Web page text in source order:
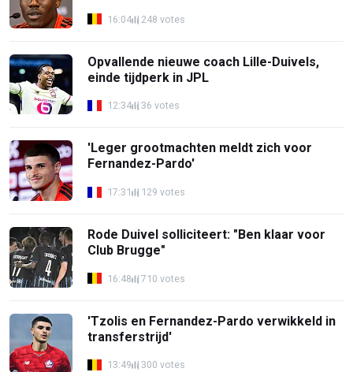
16:04 248 votes
Opvallende nieuwe coach Lille-Duivels,
einde tijdperk in JPL
12:34 36 votes
'Leger grootmachten meldt zich voor
Fernandez-Pardo'
17:31 129 votes
Rode Duivel solliciteert: "Ben klaar voor
Club Brugge"
16:48 710 votes
'Tzolis en Fernandez-Pardo verwikkeld in
transferstrijd'
13:49 300 votes